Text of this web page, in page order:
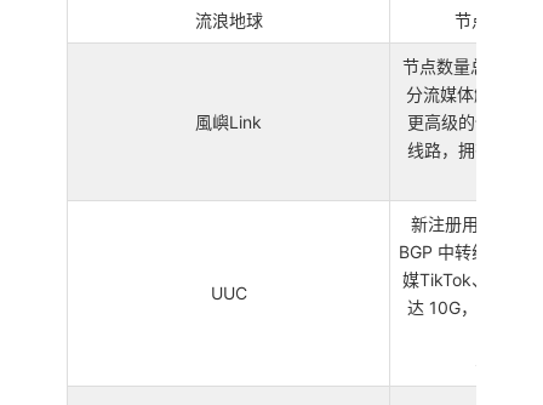
流浪地球 节点多，
風嶼Link
节点数量总计
分流媒体解锁；
更高级的体验，
线路，拥有回程
UUC
新注册用户可试
BGP 中转线路和
媒TikTok、
达 10G，油管